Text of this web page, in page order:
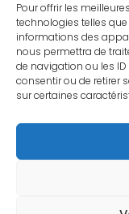
Pour offrir les
technologies telles
informations des
nous permettra de
de navigation ou les
consentir ou de retirer
sur certaines